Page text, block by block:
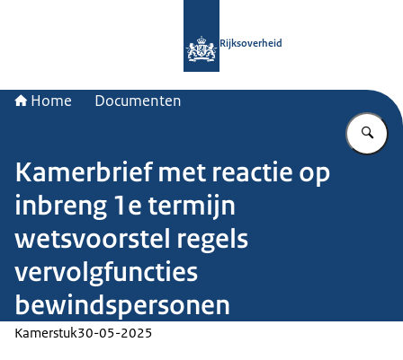
Rijksoverheid
Home Documenten
Kamerbrief met reactie op
inbreng 1e termijn
wetsvoorstel regels
vervolgfuncties
bewindspersonen
Kamerstuk30-05-2025